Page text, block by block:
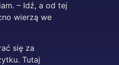
– Idź, a od tej
wierzą we
się za
Tutaj